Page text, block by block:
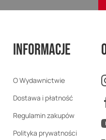
Informacje
O Wydawnictwie
Dostawa i płatność
Regulamin zakupów
Polityka prywatności